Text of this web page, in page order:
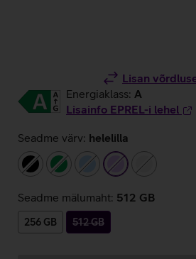
Lisan
Energiaklass: A
Lisainfo EPREL-i lehel
Seadme värv: helelilla
mustrohelinehelesininehelelillavalge
Seadme mälumaht: 512 GB
256 GB 512 GB